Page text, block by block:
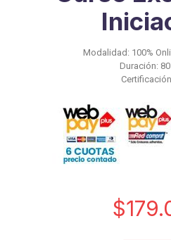
Modalidad: 100%
Duración:
$